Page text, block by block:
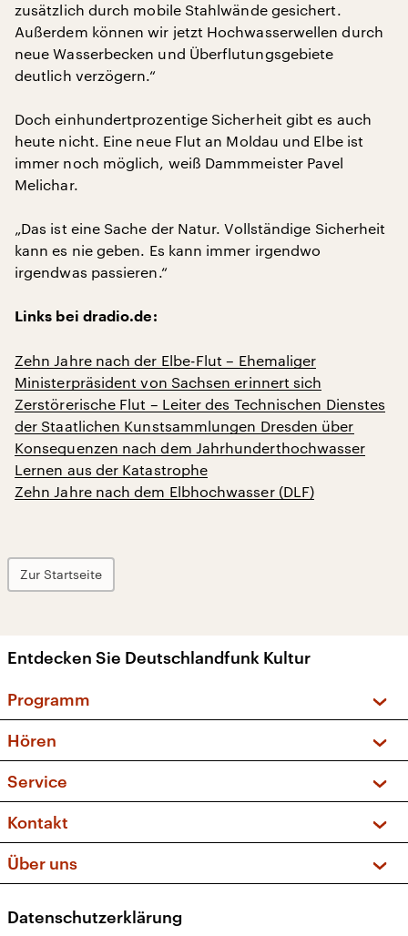
zusätzlich durch mobile Stahlwände gesichert.
Außerdem können wir jetzt Hochwasserwellen durch
neue Wasserbecken und Überflutungsgebiete
deutlich verzögern.“
Doch einhundertprozentige Sicherheit gibt es auch
heute nicht. Eine neue Flut an Moldau und Elbe ist
immer noch möglich, weiß Dammmeister Pavel
Melichar.
„Das ist eine Sache der Natur. Vollständige Sicherheit
kann es nie geben. Es kann immer irgendwo
irgendwas passieren.“
Links bei dradio.de:
Zehn Jahre nach der Elbe-Flut – Ehemaliger
Ministerpräsident von Sachsen erinnert sich
Zerstörerische Flut – Leiter des Technischen Dienstes
der Staatlichen Kunstsammlungen Dresden über
Konsequenzen nach dem Jahrhunderthochwasser
Lernen aus der Katastrophe
Zehn Jahre nach dem Elbhochwasser (DLF)
Zur Startseite
Entdecken Sie Deutschlandfunk Kultur
Programm
Sendungen und Podcasts
Musikliste
Kakadu – Das Kinderprogramm
Hören
Frequenzen (UKW + DAB+)
Service
FAQ
Apps
Newsletter
Veranstaltungen
Kontakt
Social Media
Über uns
Presse
Datenschutzerklärung